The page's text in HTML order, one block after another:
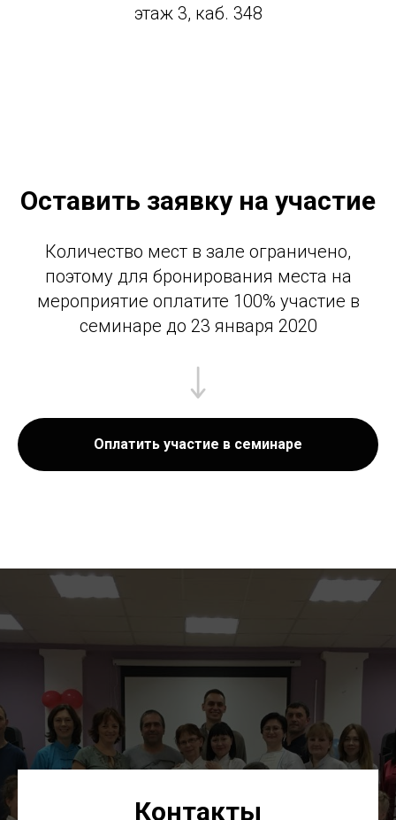
этаж 3, каб. 348
Оставить заявку на участие
Количество мест в зале ограничено,
поэтому для бронирования места на
мероприятие оплатите 100% участие в
семинаре до 23 января 2020
Оплатить участие в семинаре
Контакты